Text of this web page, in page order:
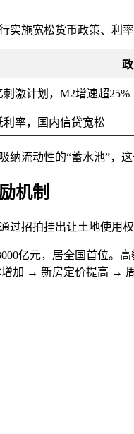
实施宽松货币政策、利
刺激计划，M2增速超25%
利率，国内信贷宽松
流动性的“蓄水池”，
机制
过招拍挂出让土地使用
亿元，居全国首位。
加 → 新房定价提高 →